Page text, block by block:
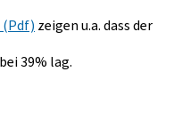
(Pdf) zeigen u.a. dass der
39% lag.